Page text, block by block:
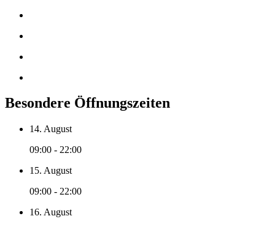
Besondere Öffnungszeiten
14. August
09:00 - 22:00
15. August
09:00 - 22:00
16. August